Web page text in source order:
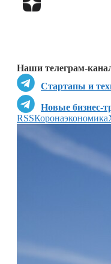
Наши телеграм-
Стартапы и
Новые бизнес-
RSSКоронаэкономика